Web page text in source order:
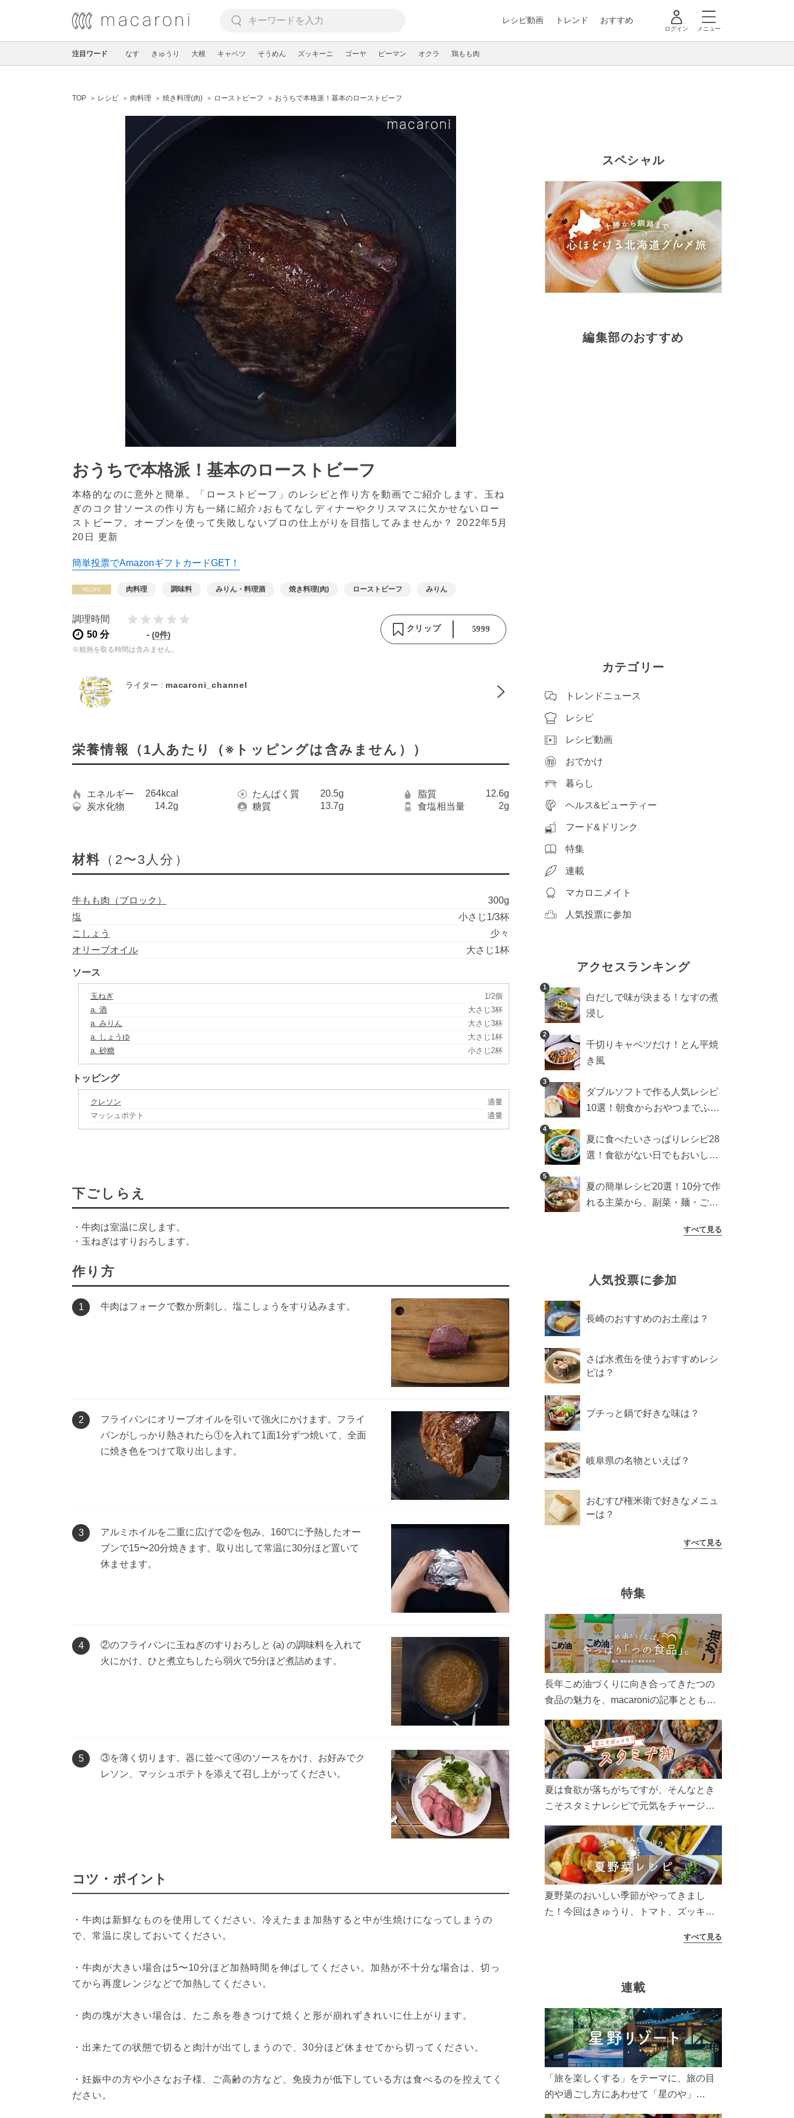
レシピ動画 トレンド おすすめ
ログイン メニュー
注目ワード なす きゅうり 大根 キャベツ そうめん ズッキーニ ゴーヤ ピーマン オクラ 鶏もも肉
TOP レシピ 肉料理 焼き料理(肉) ローストビーフ おうちで本格派！基本のローストビーフ
おうちで本格派！基本のローストビーフ
本格的なのに意外と簡単。「ローストビーフ」のレシピと作り方を動画でご紹介します。玉ね
ぎのコク甘ソースの作り方も一緒に紹介♪おもてなしディナーやクリスマスに欠かせないロー
ストビーフ。オーブンを使って失敗しないプロの仕上がりを目指してみませんか？ 2022年5月
20日 更新
簡単投票でAmazonギフトカードGET！
肉料理 調味料 みりん・料理酒 焼き料理(肉) ローストビーフ みりん
調理時間
50 分
- (0件)
※粗熱を取る時間は含みません。
クリップ 5999
ライター : macaroni_channel
栄養情報（1人あたり（※トッピングは含みません））
エネルギー 264kcal たんぱく質 20.5g 脂質
12.6g
炭水化物
14.2g 糖質 13.7g 食塩相当量 2g
材料 （2〜3人分）
牛もも肉（ブロック）
300g
塩
小さじ1/3杯
こしょう
少々
オリーブオイル
大さじ1杯
ソース
玉ねぎ
1/2個
a. 酒
大さじ3杯
a. みりん
大さじ3杯
a. しょうゆ
大さじ1杯
a. 砂糖
小さじ2杯
トッピング
クレソン
適量
マッシュポテト
適量
下ごしらえ
・牛肉は室温に戻します。
・玉ねぎはすりおろします。
作り方
1 牛肉はフォークで数か所刺し、塩こしょうをすり込みます。
2
フライパンにオリーブオイルを引いて強火にかけます。フライ
パンがしっかり熱されたら①を入れて1面1分ずつ焼いて、全面
に焼き色をつけて取り出します。
3
アルミホイルを二重に広げて②を包み、160℃に予熱したオー
ブンで15〜20分焼きます。取り出して常温に30分ほど置いて
休ませます。
4
②のフライパンに玉ねぎのすりおろしと (a) の調味料を入れて
火にかけ、ひと煮立ちしたら弱火で5分ほど煮詰めます。
5
③を薄く切ります。器に並べて④のソースをかけ、お好みでク
レソン、マッシュポテトを添えて召し上がってください。
コツ・ポイント
・牛肉は新鮮なものを使用してください。冷えたまま加熱すると中が生焼けになってしまうの
で、常温に戻しておいてください。
・牛肉が大きい場合は5〜10分ほど加熱時間を伸ばしてください。加熱が不十分な場合は、切っ
てから再度レンジなどで加熱してください。
・肉の塊が大きい場合は、たこ糸を巻きつけて焼くと形が崩れずきれいに仕上がります。
・出来たての状態で切ると肉汁が出てしまうので、30分ほど休ませてから切ってください。
・妊娠中の方や小さなお子様、ご高齢の方など、免疫力が低下している方は食べるのを控えてく
ださい。
スペシャル
編集部のおすすめ
カテゴリー
トレンドニュース
レシピ
レシピ動画
おでかけ
暮らし
ヘルス&ビューティー
フード&ドリンク
特集
連載
マカロニメイト
人気投票に参加
アクセスランキング
1
白だしで味が決まる！なすの煮
浸し
2
千切りキャベツだけ！とん平焼
き風
3
ダブルソフトで作る人気レシピ
10選！朝食からおやつまでふん
4
夏に食べたいさっぱりレシピ28
選！食欲がない日でもおいしい
5
夏の簡単レシピ20選！10分で作
れる主菜から、副菜・麺・ごは
すべて見る
人気投票に参加
長崎のおすすめのお土産は？
さば水煮缶を使うおすすめレシ
ピは？
プチっと鍋で好きな味は？
岐阜県の名物といえば？
おむすび権米衛で好きなメニュ
ーは？
すべて見る
特集
長年こめ油づくりに向き合ってきたつの
食品の魅力を、macaroniの記事とともに
ん、製造現場や品質へのこだわりまで。
こめ油をもっと好きになるコンテンツを
ぜひお楽しみください。
夏は食欲が落ちがちですが、そんなとき
こそスタミナレシピで元気をチャージ！
リ食べて、夏バテを吹き飛ばしましょ
う！
夏野菜のおいしい季節がやってきまし
た！今回はきゅうり、トマト、ズッキー
太陽の光をたっぷりあびた夏野菜は栄養
すべて見る
連載
「旅を楽しくする」をテーマに、旅の目
的や過ごし方にあわせて「星のや」